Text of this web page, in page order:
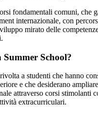
fondamentali comuni, che
internazionale, con
mirato delle
School?
a studenti che hanno
e che desiderano
attraverso corsi stimolanti
extracurriculari.